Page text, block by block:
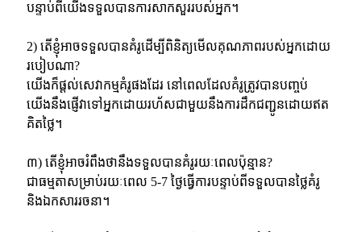
បន្ទាប់ពីយើងទទួលបានការសាកសួររបស់អ្នក។
2) តើខ្ញុំអាចទទួលបានគំរូដើម្បីពិនិត្យមើលគុណភាពរបស់អ្នកដោយ
របៀបណា?
យើងក៏ផ្តល់សេវាកម្មគំរូផងដែរ នៅពេលដែលគំរូត្រូវបានបញ្ចប់
យើងនឹងផ្ញើវាទៅអ្នកដោយរហ័សជាមួយនឹងការដឹកជញ្ជូនដោយឥត
គិតថ្លៃ។
៣) តើខ្ញុំអាចរំពឹងថានឹងទទួលបានគំរូរយៈពេលប៉ុន្មាន?
ជាធម្មតាសម្រាប់រយៈពេល 5-7 ថ្ងៃធ្វើការបន្ទាប់ពីទទួលបានថ្លៃគំរូ
និងឯកសាររចនា។